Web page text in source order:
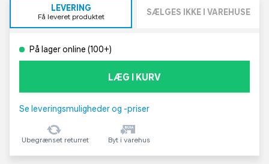
LEVERING
Få leveret produktet SÆLGES IKKE I VAREHUSE
På lager online (100+)
LÆG I KURV
Se leveringsmuligheder og -priser
Ubegrænset returret Byt i varehus